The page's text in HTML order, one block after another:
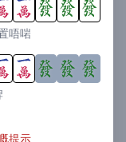
唔啱
提示